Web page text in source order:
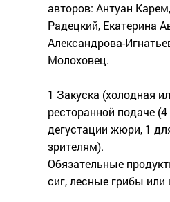
авторов: Антуан
Радецкий, Екатерина
Александрова-
Молоховец.
1 Закуска (холодная
ресторанной подаче
дегустации жюри, 1
зрителям).
Обязательные
сиг, лесные грибы